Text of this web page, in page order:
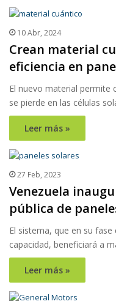
10 Abr, 2024
Crean material
eficiencia en
El nuevo material permite
se pierde en las células
Leer más »
27 Feb, 2023
Venezuela
pública de
El sistema, que en su
capacidad, beneficiará a
Leer más »